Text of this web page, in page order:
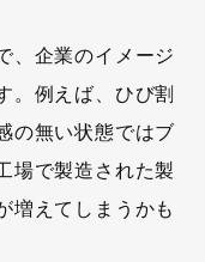
、企業のイメージ
。例えば、ひび割
の無い状態ではブ
場で製造された製
増えてしまうかも